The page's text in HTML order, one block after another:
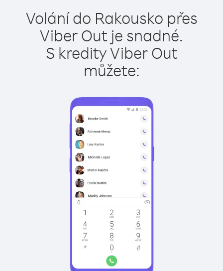
Volání do Rakousko přes
Viber Out je snadné.
S kredity Viber Out
můžete: